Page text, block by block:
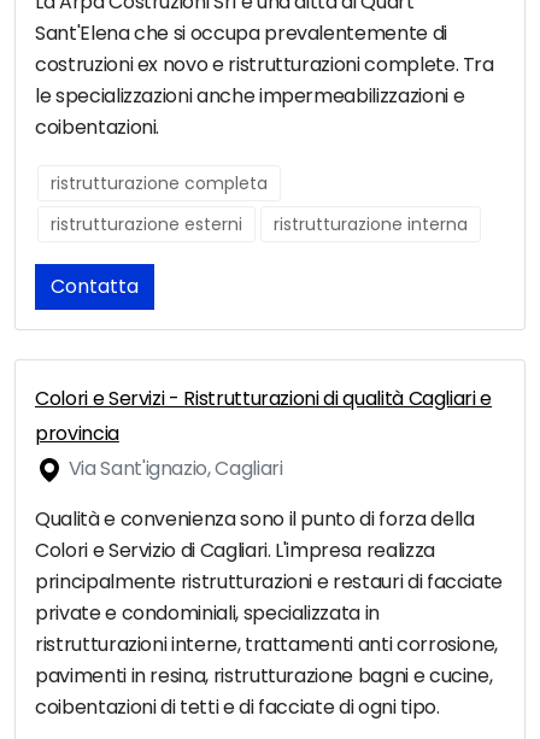
Sant'Elena che si occupa prevalentemente di
costruzioni ex novo e ristrutturazioni complete. Tra
le specializzazioni anche impermeabilizzazioni e
coibentazioni.
ristrutturazione completa
ristrutturazione esterni
ristrutturazione interna
Contatta
Colori e Servizi - Ristrutturazioni di qualità Cagliari e
provincia
Via Sant'ignazio, Cagliari
Qualità e convenienza sono il punto di forza della
Colori e Servizio di Cagliari. L'impresa realizza
principalmente ristrutturazioni e restauri di facciate
private e condominiali, specializzata in
ristrutturazioni interne, trattamenti anti corrosione,
pavimenti in resina, ristrutturazione bagni e cucine,
coibentazioni di tetti e di facciate di ogni tipo.